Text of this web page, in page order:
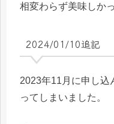
相変わらず美味しか
2024/01/10追記
2023年11月に申し込
ってしまいました。